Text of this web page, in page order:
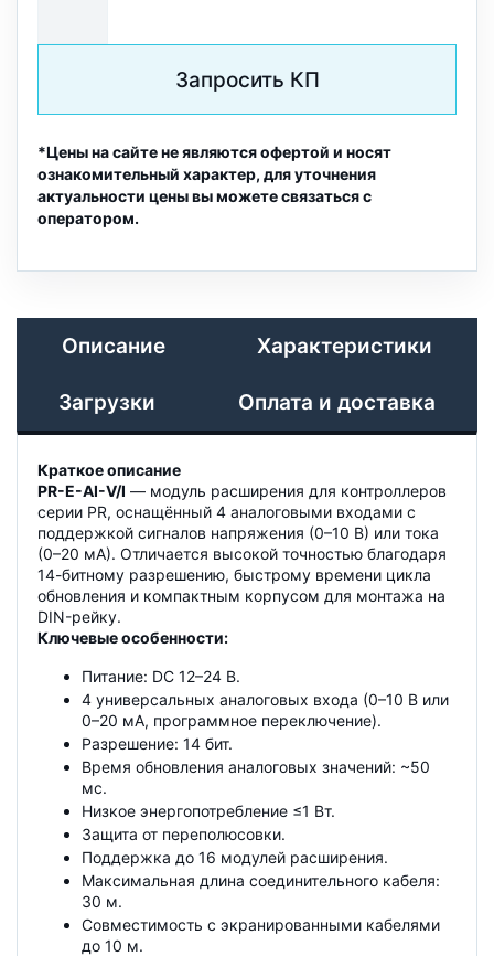
Запросить КП
*Цены на сайте не являются офертой и носят
ознакомительный характер, для уточнения
актуальности цены вы можете связаться с
оператором.
Описание Характеристики
Загрузки Оплата и доставка
Краткое описание
PR-E-AI-V/I — модуль расширения для контроллеров
серии PR, оснащённый 4 аналоговыми входами с
поддержкой сигналов напряжения (0–10 В) или тока
(0–20 мА). Отличается высокой точностью благодаря
14-битному разрешению, быстрому времени цикла
обновления и компактным корпусом для монтажа на
DIN-рейку.
Ключевые особенности:
Питание: DC 12–24 В.
4 универсальных аналоговых входа (0–10 В или
0–20 мА, программное переключение).
Разрешение: 14 бит.
Время обновления аналоговых значений: ~50
мс.
Низкое энергопотребление ≤1 Вт.
Защита от переполюсовки.
Поддержка до 16 модулей расширения.
Максимальная длина соединительного кабеля:
30 м.
Совместимость с экранированными кабелями
до 10 м.